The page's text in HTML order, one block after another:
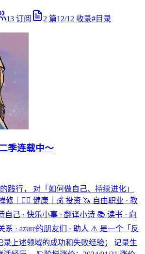
13 订阅 2 篇12/12 收录#目录
季连载中～
的践行， 对「如何做自己、持续进化」
修｜🏃‍♀️ 健康｜💰 投资 🦄️ 自由职业 · 教
己 · 快乐小事 · 翻译小诗 📚 读书 · 向
系 · azure的朋友们 · 助人 ⚠️ 是一个「反
录上述领域的成功和失败经验； 记录生